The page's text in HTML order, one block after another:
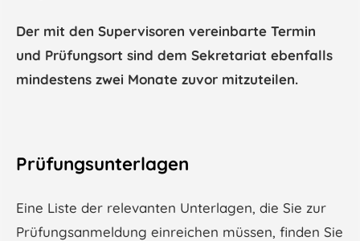
Der mit den Supervisoren vereinbarte Termin
und Prüfungsort sind dem Sekretariat ebenfalls
mindestens zwei Monate zuvor mitzuteilen.
Prüfungsunterlagen
Eine Liste der relevanten Unterlagen, die Sie zur
Prüfungsanmeldung einreichen müssen, finden Sie